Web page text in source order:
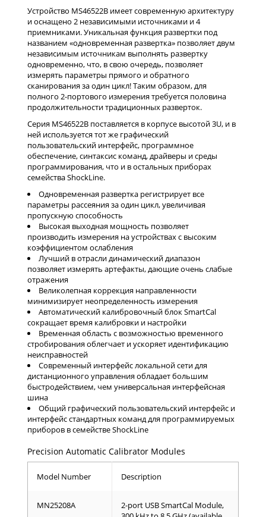
Устройство MS46522B имеет современную архитектуру
и оснащено 2 независимыми источниками и 4
приемниками. Уникальная функция развертки под
названием «одновременная развертка» позволяет двум
независимым источникам выполнять развертку
одновременно, что, в свою очередь, позволяет
измерять параметры прямого и обратного
сканирования за один цикл! Таким образом, для
полного 2-портового измерения требуется половина
продолжительности традиционных разверток.
Серия MS46522B поставляется в корпусе высотой 3U, и в
ней используется тот же графический
пользовательский интерфейс, программное
обеспечение, синтаксис команд, драйверы и среды
программирования, что и в остальных приборах
семейства ShockLine.
Одновременная развертка регистрирует все
параметры рассеяния за один цикл, увеличивая
пропускную способность
Высокая выходная мощность позволяет
производить измерения на устройствах с высоким
коэффициентом ослабления
Лучший в отрасли динамический диапазон
позволяет измерять артефакты, дающие очень слабые
отражения
Великолепная коррекция направленности
минимизирует неопределенность измерения
Автоматический калибровочный блок SmartCal
сокращает время калибровки и настройки
Временная область с возможностью временного
стробирования облегчает и ускоряет идентификацию
неисправностей
Современный интерфейс локальной сети для
дистанционного управления обладает большим
быстродействием, чем универсальная интерфейсная
шина
Общий графический пользовательский интерфейс и
интерфейс стандартных команд для программируемых
приборов в семействе ShockLine
Precision Automatic Calibrator Modules
Model Number Description
MN25208A
2-port USB SmartCal Module,